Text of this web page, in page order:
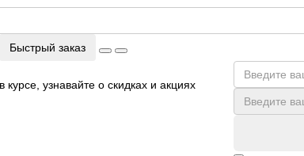
Быстрый заказ
курсе, узнавайте о скидках и акциях